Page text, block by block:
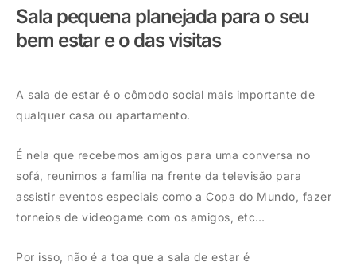
Sala pequena planejada para o seu
bem estar e o das visitas
A sala de estar é o cômodo social mais importante de
qualquer casa ou apartamento.
É nela que recebemos amigos para uma conversa no
sofá, reunimos a família na frente da televisão para
assistir eventos especiais como a Copa do Mundo, fazer
torneios de videogame com os amigos, etc…
Por isso, não é a toa que a sala de estar é